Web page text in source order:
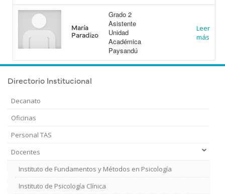
Directorio Institucional
Decanato
Oficinas
Personal TAS
Docentes
Instituto de Fundamentos y Métodos en Psicología
Instituto de Psicología Clínica
María
Paradizo
Grado 2
Asistente
Unidad
Académica
Paysandú
Leer
más